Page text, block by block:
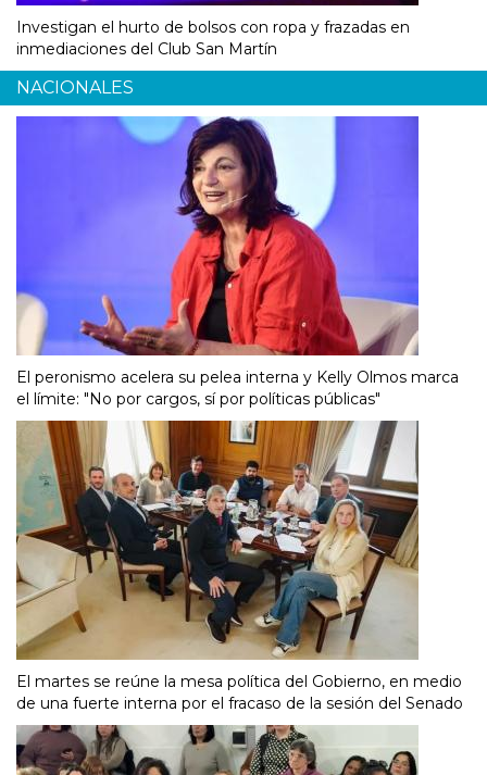
Investigan el hurto de bolsos con ropa y frazadas en
inmediaciones del Club San Martín
NACIONALES
El peronismo acelera su pelea interna y Kelly Olmos marca
el límite: "No por cargos, sí por políticas públicas"
El martes se reúne la mesa política del Gobierno, en medio
de una fuerte interna por el fracaso de la sesión del Senado